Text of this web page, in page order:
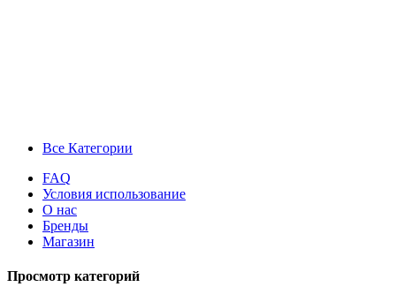
Все Категории
FAQ
Условия использование
О нас
Бренды
Магазин
Просмотр категорий